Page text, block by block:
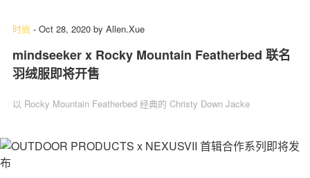
时尚 - Oct 28, 2020 by Allen.Xue
mindseeker x Rocky Mountain Featherbed 联名
羽绒服即将开售
以 Rocky Mountain Featherbed 经典的 Christy Down Jacke